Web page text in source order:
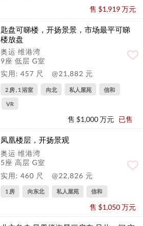
售 $1,919 万元
匙盘可睇楼，开扬景景，市场最平可睇
楼放盘
奥运 维港湾
9座 低层 G室
实用: 457 尺
@21,882 元
2 房 , 1 浴室 向北 私人屋苑 信和
VR
售 $1,000 万元 已售
凤凰楼层，开扬景观
奥运 维港湾
5座 高层 G室
实用: 460 尺
@22,826 元
1 房 向东北 私人屋苑 信和
售 $1,050 万元